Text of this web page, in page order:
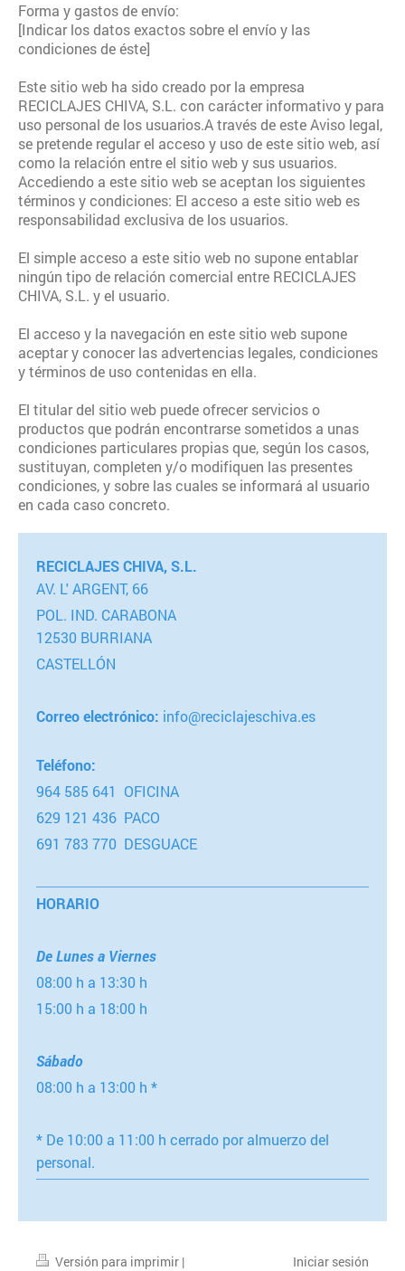
Forma y gastos de envío:
[Indicar los datos exactos sobre el envío y las
condiciones de éste]
Este sitio web ha sido creado por la empresa
RECICLAJES CHIVA, S.L. con carácter informativo y para
uso personal de los usuarios.A través de este Aviso legal,
se pretende regular el acceso y uso de este sitio web, así
como la relación entre el sitio web y sus usuarios.
Accediendo a este sitio web se aceptan los siguientes
términos y condiciones: El acceso a este sitio web es
responsabilidad exclusiva de los usuarios.
El simple acceso a este sitio web no supone entablar
ningún tipo de relación comercial entre RECICLAJES
CHIVA, S.L. y el usuario.
El acceso y la navegación en este sitio web supone
aceptar y conocer las advertencias legales, condiciones
y términos de uso contenidas en ella.
El titular del sitio web puede ofrecer servicios o
productos que podrán encontrarse sometidos a unas
condiciones particulares propias que, según los casos,
sustituyan, completen y/o modifiquen las presentes
condiciones, y sobre las cuales se informará al usuario
en cada caso concreto.
RECICLAJES CHIVA, S.L.
AV. L' ARGENT, 66
POL. IND. CARABONA
12530 BURRIANA
CASTELLÓN
Correo electrónico: info@reciclajeschiva.es
Teléfono:
964 585 641 OFICINA
629 121 436 PACO
691 783 770 DESGUACE
HORARIO
De Lunes a Viernes
08:00 h a 13:30 h
15:00 h a 18:00 h
Sábado
08:00 h a 13:00 h *
* De 10:00 a 11:00 h cerrado por almuerzo del
personal.
Versión para imprimir |
Iniciar sesión